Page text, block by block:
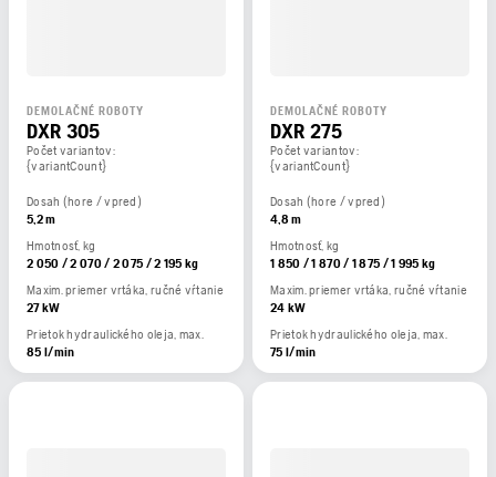
DEMOLAČNÉ ROBOTY
DXR 305
Počet variantov:
{variantCount}
Dosah (hore / vpred)
5,2 m
Hmotnosť, kg
2 050 / 2 070 / 2 075 / 2 195 kg
Maxim. priemer vrtáka, ručné vŕtanie
27 kW
Prietok hydraulického oleja, max.
85 l/min
DEMOLAČNÉ ROBOTY
DXR 275
Počet variantov:
{variantCount}
Dosah (hore / vpred)
4,8 m
Hmotnosť, kg
1 850 / 1 870 / 1 875 / 1 995 kg
Maxim. priemer vrtáka, ručné vŕtanie
24 kW
Prietok hydraulického oleja, max.
75 l/min